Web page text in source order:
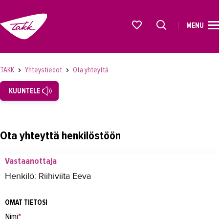
OPISKELIJAKSI
YRITYKSILLE
OMA TAKK
MENU
TAKK Yhteystiedot Ota yhteyttä
KUUNTELE
Ota yhteyttä henkilöstöön
Vastaanottaja
Henkilö: Riihiviita Eeva
OMAT TIETOSI
Nimi*